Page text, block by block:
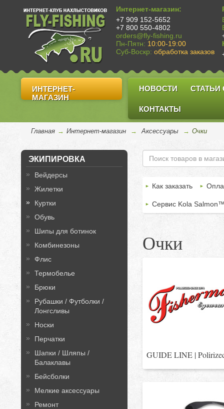
Интернет-магазин:
+7 909 152-5652
+7 800 550-4802
orders@fly-fishing.ru
Пн-Пятн: 10:00-19:00
Суб-Воскр: обработка заказов
ИНТЕРНЕТ-
МАГАЗИН
НОВОСТИ СТАТЬИ
КОНТАКТЫ
Главная → Интернет-магазин → Аксессуары → Очки
ЭКИПИРОВКА
Вейдерсы
Жилетки
Куртки
Обувь
Шипы для ботинок
Комбинезоны
Флис
Термобелье
Брюки
Рубашки / Футболки /
Лонгсливы
Носки
Перчатки
Шапки / Шляпы /
Балаклавы
Бейсболки
Мелкие аксессуары
Ремонт
Как заказать
Сервис Kola
Очки
GUIDE LINE |